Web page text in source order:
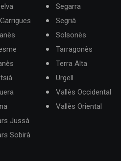
Jussà
Sobirà
Segarra
Segrià
Solsonès
Tarragonès
Terra Alta
Urgell
Vallès Occidental
Vallès Oriental